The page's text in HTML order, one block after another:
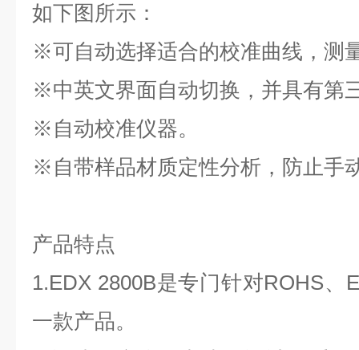
如下图所示：
※可自动选择适合的校准曲线，测
※中英文界面自动切换，并具有第
※自动校准仪器。
※自带样品材质定性分析，防止手
产品特点
1.EDX 2800B是专门针对ROHS、
一款产品。